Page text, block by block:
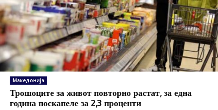
Македонија
Трошоците за живот повторно растат, за една
година поскапеле за 2,3 проценти